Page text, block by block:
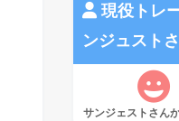
現役トレ
ンジュスト
サンジェストさん